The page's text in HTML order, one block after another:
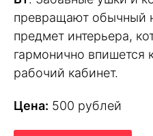
превращают обычный
предмет интерьера,
гармонично впишется
рабочий кабинет.
Цена: 500 рублей